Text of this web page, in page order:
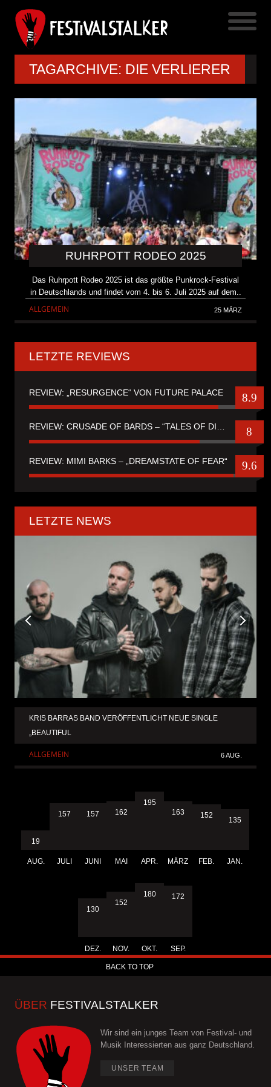
TAGARCHIVE: DIE VERLIERER
RUHRPOTT RODEO 2025
Das Ruhrpott Rodeo 2025 ist das größte Punkrock-Festival
in Deutschlands und findet vom 4. bis 6. Juli 2025 auf dem..
ALLGEMEIN 25 MÄRZ
LETZTE REVIEWS
REVIEW: „RESURGENCE“ VON FUTURE PALACE 8.9
REVIEW: CRUSADE OF BARDS – “TALES OF DISTANT WORLDS“ 8
REVIEW: MIMI BARKS – „DREAMSTATE OF FEAR“ 9.6
LETZTE NEWS
KRIS BARRAS BAND VERÖFFENTLICHT NEUE SINGLE
„BEAUTIFUL
ALLGEMEIN 6 AUG.
19
AUG.
157
JULI
157
JUNI
162
MAI
195
APR.
163
MÄRZ
152
FEB.
135
JAN.
130
DEZ.
152
NOV.
180
OKT.
172
SEP.
BACK TO TOP
ÜBER FESTIVALSTALKER
Wir sind ein junges Team von Festival- und
Musik Interessierten aus ganz Deutschland.
UNSER TEAM